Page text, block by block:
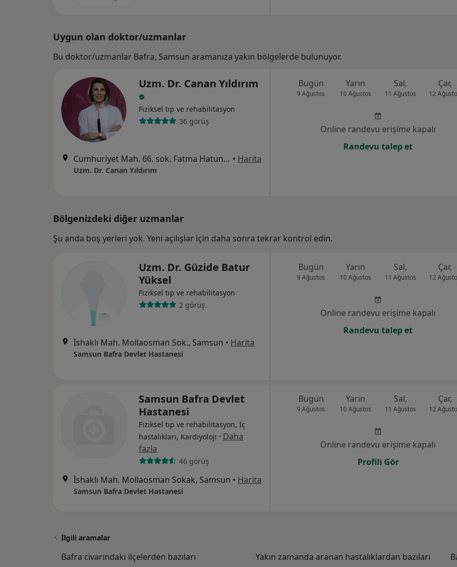
Uygun olan doktor/uzmanlar
Bu doktor/uzmanlar Bafra, Samsun aramanıza yakın bölgelerde bulunuyor.
Uzm. Dr. Canan Yıldırım
Fiziksel tıp ve rehabilitasyon
36 görüş
Cumhuriyet Mah. 66. sok. Fatma Hatun Evleri B Blok Apt. No: 2 Daire: 4, Samsun • Harita
Uzm. Dr. Canan Yıldırım
Bugün
9 Ağustos
Yarın
10 Ağustos
Sal,
11 Ağustos
Çar,
12
Online randevu erişime kapalı
Randevu talep et
Bölgenizdeki diğer uzmanlar
Şu anda boş yerleri yok. Yeni açılışlar için daha sonra tekrar kontrol edin.
Uzm. Dr. Güzide Batur
Yüksel
Fiziksel tıp ve rehabilitasyon
2 görüş
İshaklı Mah. Mollaosman Sok., Samsun • Harita
Samsun Bafra Devlet Hastanesi
Bugün
9 Ağustos
Yarın
10 Ağustos
Sal,
11 Ağustos
Çar,
12
Online randevu erişime kapalı
Randevu talep et
Samsun Bafra Devlet
Hastanesi
Fiziksel tıp ve rehabilitasyon, İç
hastalıkları, Kardiyoloji · Daha
fazla
46 görüş
İshaklı Mah. Mollaosman Sokak, Samsun • Harita
Samsun Bafra Devlet Hastanesi
Bugün
9 Ağustos
Yarın
10 Ağustos
Sal,
11 Ağustos
Çar,
12
Online randevu erişime kapalı
Profili Gör
İlgili aramalar
Bafra civarındaki ilçelerden bazıları
Yakın zamanda aranan hastalıklardan bazıları